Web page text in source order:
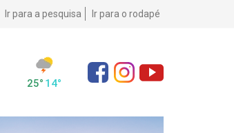
Ir para a pesquisa Ir para o rodapé